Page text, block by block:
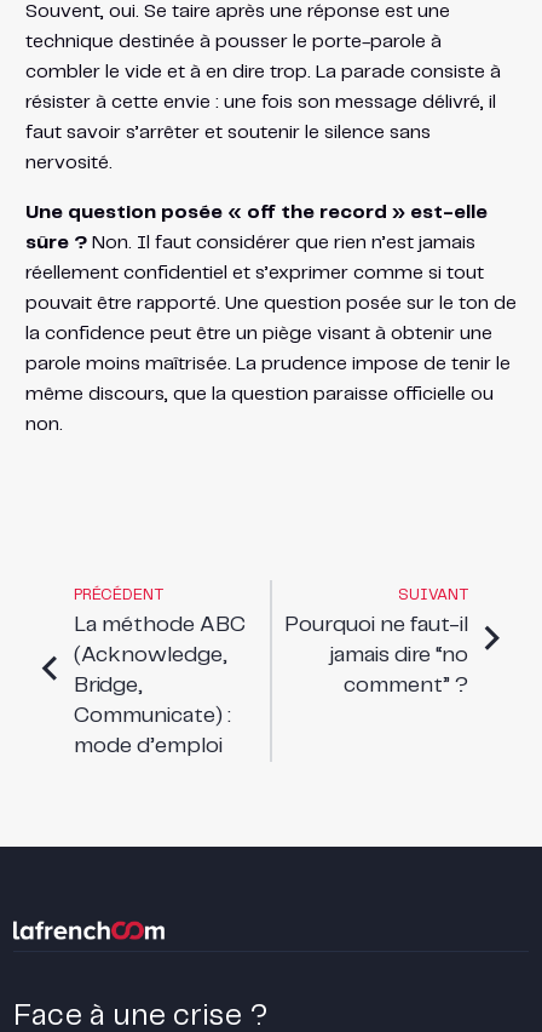
Souvent, oui. Se taire après une réponse est une
technique destinée à pousser le porte-parole à
combler le vide et à en dire trop. La parade consiste à
résister à cette envie : une fois son message délivré, il
faut savoir s’arrêter et soutenir le silence sans
nervosité.
Une question posée « off the record » est-elle
sûre ?Non. Il faut considérer que rien n’est jamais
réellement confidentiel et s’exprimer comme si tout
pouvait être rapporté. Une question posée sur le ton de
la confidence peut être un piège visant à obtenir une
parole moins maîtrisée. La prudence impose de tenir le
même discours, que la question paraisse officielle ou
non.
PRÉCÉDENT
La méthode ABC
(Acknowledge,
Bridge,
Communicate) :
mode d’emploi
SUIVANT
Pourquoi ne faut-il
jamais dire “no
comment” ?
Face à une crise ?